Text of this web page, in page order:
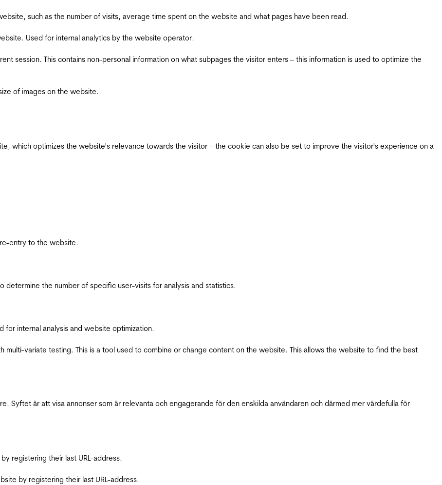
such as the number of visits, average time spent on the website and what pages have been read.
Used for internal analytics by the website operator.
session. This contains non-personal information on what subpages the visitor enters – this information is used to optimize the
of images on the website.
which optimizes the website's relevance towards the visitor – the cookie can also be set to improve the visitor's experience on a
entry to the website.
determine the number of specific user-visits for analysis and statistics.
for internal analysis and website optimization.
multi-variate testing. This is a tool used to combine or change content on the website. This allows the website to find the best
Syftet är att visa annonser som är relevanta och engagerande för den enskilda användaren och därmed mer värdefulla för
registering their last URL-address.
by registering their last URL-address.